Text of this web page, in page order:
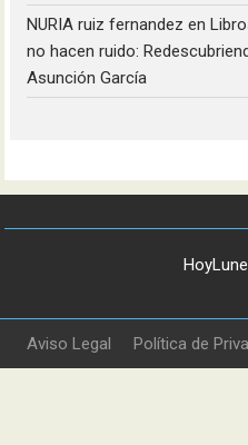
NURIA ruiz fernandez en
no hacen ruido:
Asunción García
Aviso Legal Política de